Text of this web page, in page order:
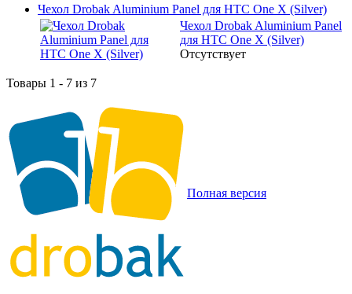
Чехол Drobak Aluminium Panel для HTC One X (Silver)
Чехол Drobak Aluminium Panel
для HTC One X (Silver)
Отсутствует
Товары 1 - 7 из 7
Полная версия